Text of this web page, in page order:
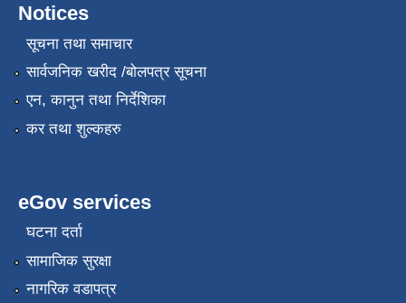
Notices
सूचना तथा समाचार
सार्वजनिक खरीद /बोलपत्र सूचना
एन, कानुन तथा निर्देशिका
कर तथा शुल्कहरु
eGov services
घटना दर्ता
सामाजिक सुरक्षा
नागरिक वडापत्र